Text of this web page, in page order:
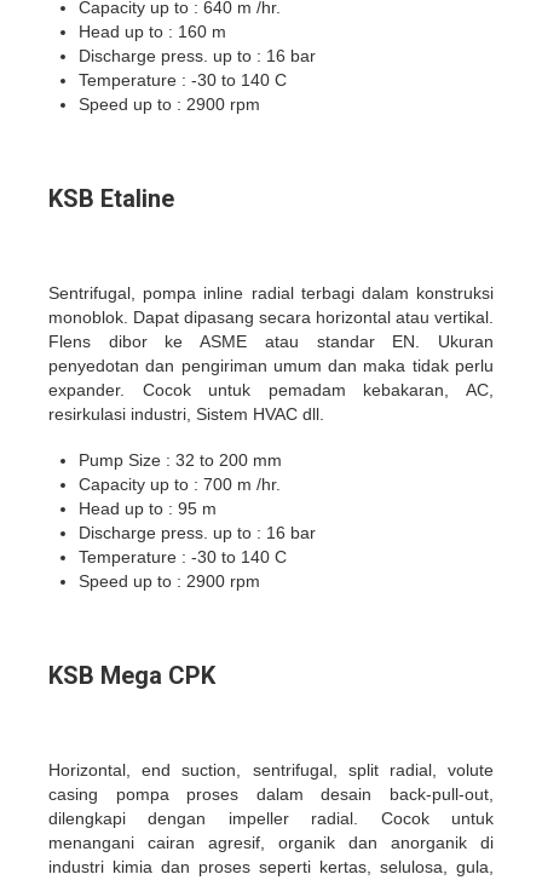
Capacity up to : 640 m /hr.
Head up to : 160 m
Discharge press. up to : 16 bar
Temperature : -30 to 140 C
Speed up to : 2900 rpm
KSB Etaline
Sentrifugal, pompa inline radial terbagi dalam konstruksi
monoblok. Dapat dipasang secara horizontal atau vertikal.
Flens dibor ke ASME atau standar EN. Ukuran
penyedotan dan pengiriman umum dan maka tidak perlu
expander. Cocok untuk pemadam kebakaran, AC,
resirkulasi industri, Sistem HVAC dll.
Pump Size : 32 to 200 mm
Capacity up to : 700 m /hr.
Head up to : 95 m
Discharge press. up to : 16 bar
Temperature : -30 to 140 C
Speed up to : 2900 rpm
KSB Mega CPK
Horizontal, end suction, sentrifugal, split radial, volute
casing pompa proses dalam desain back-pull-out,
dilengkapi dengan impeller radial. Cocok untuk
menangani cairan agresif, organik dan anorganik di
industri kimia dan proses seperti kertas, selulosa, gula,